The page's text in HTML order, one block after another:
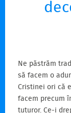
Ne păstrăm
să facem o
Cristinei ori că
facem precum
tuturor. Ce-i